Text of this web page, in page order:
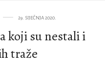
29. SIJEČNJA 2020.
koji su nestali i
traže